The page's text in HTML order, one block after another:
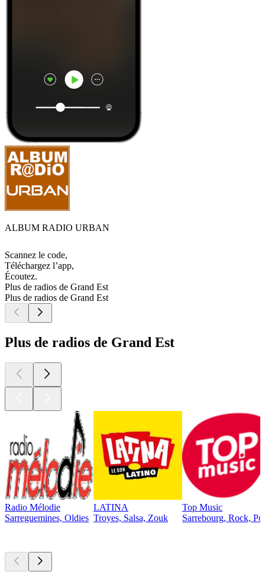
ALBUM RADIO URBAN
Scannez le code,
Téléchargez l’app,
Écoutez.
Plus de radios de Grand Est
Plus de radios de Grand Est
Plus de radios de Grand Est
Radio Mélodie
Sarreguemines, Oldies
LATINA
Troyes, Salsa, Zouk
Top Music
Sarrebourg, Rock,